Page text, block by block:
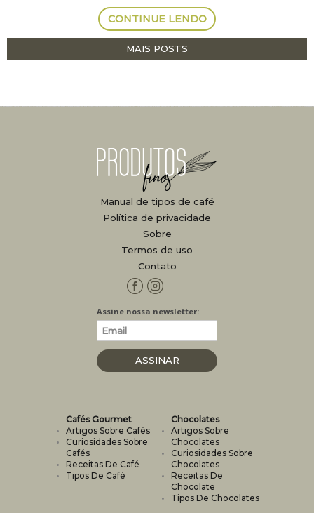
CONTINUE LENDO
MAIS POSTS
Manual de tipos de café
Política de privacidade
Sobre
Termos de uso
Contato
Assine nossa newsletter:
ASSINAR
Cafés Gourmet
Artigos Sobre Cafés
Curiosidades Sobre
Cafés
Receitas De Café
Tipos De Café
Chocolates
Artigos Sobre
Chocolates
Curiosidades Sobre
Chocolates
Receitas De
Chocolate
Tipos De Chocolates